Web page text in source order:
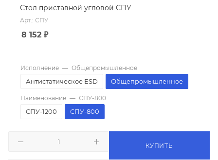
Стол приставной угловой СПУ
Арт.: СПУ
8 152 ₽
КУПИТЬ
Исполнение — Общепромышленное
Антистатическое ESD Общепромышленное
Наименование — СПУ-800
СПУ-1200 СПУ-800